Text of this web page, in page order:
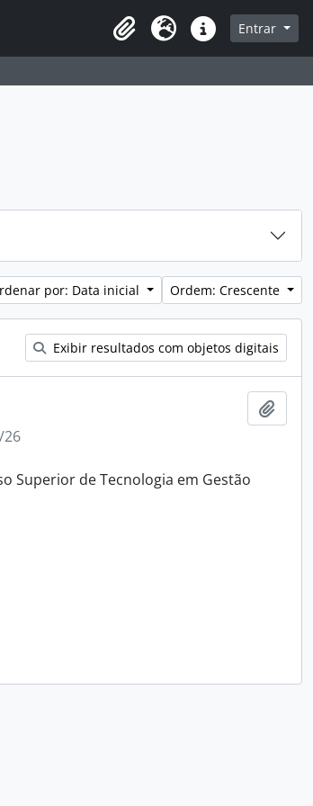
navegação
Idioma Atalhos Entrar
por: Data inicial Ordem: Crescente
Exibir resultados com objetos digitais
26
Superior de Tecnologia em Gestão